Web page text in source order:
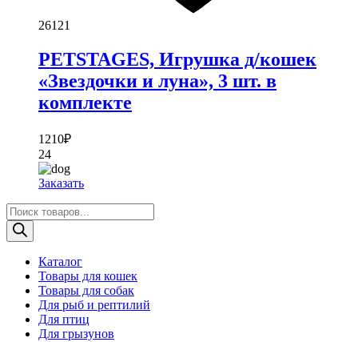
26121
PETSTAGES, Игрушка д/кошек
«Звездочки и луна», 3 шт. в
комплекте
1210₽
24
Заказать
Поиск
товаров
Каталог
Товары для кошек
Товары для собак
Для рыб и рептилий
Для птиц
Для грызунов